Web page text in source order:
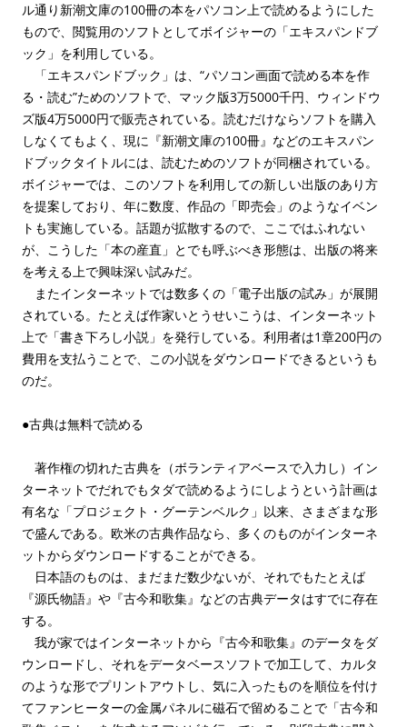
ル通り新潮文庫の100冊の本をパソコン上で読めるようにした
もので、閲覧用のソフトとしてボイジャーの「エキスパンドブ
ック」を利用している。
「エキスパンドブック」は、“パソコン画面で読める本を作
る・読む”ためのソフトで、マック版3万5000千円、ウィンドウ
ズ版4万5000円で販売されている。読むだけならソフトを購入
しなくてもよく、現に『新潮文庫の100冊』などのエキスパン
ドブックタイトルには、読むためのソフトが同梱されている。
ボイジャーでは、このソフトを利用しての新しい出版のあり方
を提案しており、年に数度、作品の「即売会」のようなイベン
トも実施している。話題が拡散するので、ここではふれない
が、こうした「本の産直」とでも呼ぶべき形態は、出版の将来
を考える上で興味深い試みだ。
またインターネットでは数多くの「電子出版の試み」が展開
されている。たとえば作家いとうせいこうは、インターネット
上で「書き下ろし小説」を発行している。利用者は1章200円の
費用を支払うことで、この小説をダウンロードできるというも
のだ。
●古典は無料で読める
著作権の切れた古典を（ボランティアベースで入力し）イン
ターネットでだれでもタダで読めるようにしようという計画は
有名な「プロジェクト・グーテンベルク」以来、さまざまな形
で盛んである。欧米の古典作品なら、多くのものがインターネ
ットからダウンロードすることができる。
日本語のものは、まだまだ数少ないが、それでもたとえば
『源氏物語』や『古今和歌集』などの古典データはすでに存在
する。
我が家ではインターネットから『古今和歌集』のデータをダ
ウンロードし、それをデータベースソフトで加工して、カルタ
のような形でプリントアウトし、気に入ったものを順位を付け
てファンヒーターの金属パネルに磁石で留めることで「古今和